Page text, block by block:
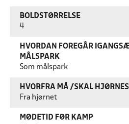
BOLDSTØRRELSE
4
HVORDAN FOREGÅR
MÅLSPARK
Som målspark
HVORFRA MÅ /SKAL
Fra hjørnet
MØDETID FØR KAMP